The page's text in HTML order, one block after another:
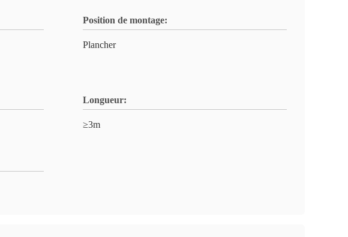
Position de montage:
Plancher
Longueur:
≥3m